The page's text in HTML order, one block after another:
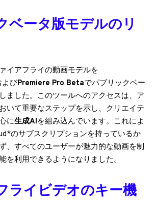
ベータ版モデルのリ
イアフライの動画モデルを
よびPremiere Pro Betaでパブリックベー
ました。このツールへのアクセスは、ア
いて重要なステップを示し、クリエイテ
に生成AIを組み込んでいます。これによ
のサブスクリプションを持っているか
、すべてのユーザーが魅力的な動画を制
を利用できるようになりました。
ライビデオのキー機